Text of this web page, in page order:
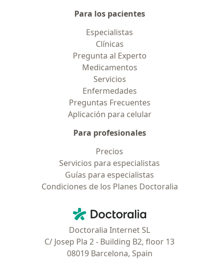
Para los pacientes
Especialistas
Clínicas
Pregunta al Experto
Medicamentos
Servicios
Enfermedades
Preguntas Frecuentes
Aplicación para celular
Para profesionales
Precios
Servicios para especialistas
Guías para especialistas
Condiciones de los Planes Doctoralia
Doctoralia - Página de inicio
Doctoralia Internet SL
C/ Josep Pla 2 - Building B2, floor 13
08019 Barcelona, Spain